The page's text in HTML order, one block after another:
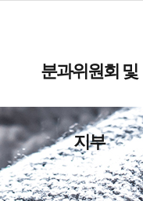
분과위원회 및
지부